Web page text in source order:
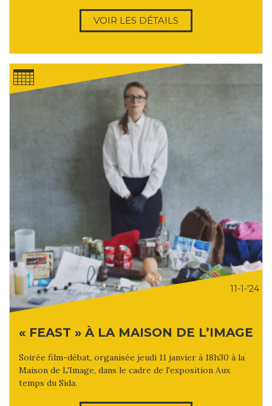
VOIR LES DÉTAILS
11-1-'24
« FEAST » À LA MAISON DE L’IMAGE
Soirée film-débat, organisée jeudi 11 janvier à 18h30 à la
Maison de L'Image, dans le cadre de l'exposition Aux
temps du Sida.